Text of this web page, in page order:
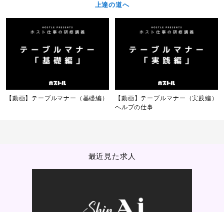
上達の道へ
【動画】テーブルマナー（基礎編）
【動画】テーブルマナー（実践編）
ヘルプの仕事
最近見た求人